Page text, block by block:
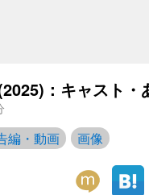
：キャスト・
編・動画 画像